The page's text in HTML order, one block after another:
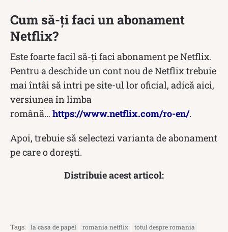
Cum să-ți faci un abonament
Netflix?
Este foarte facil să-ți faci abonament pe Netflix.
Pentru a deschide un cont nou de Netflix trebuie
mai întâi să intri pe site-ul lor oficial, adică aici,
versiunea în limba
română… https://www.netflix.com/ro-en/.
Apoi, trebuie să selectezi varianta de abonament
pe care o dorești.
Distribuie acest articol:
Tags: la casa de papel romania netflix totul despre romania